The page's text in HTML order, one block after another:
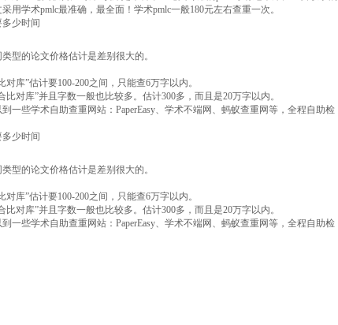
用学术pmlc最准确，最全面！学术pmlc一般180元左右查重一次。
少时间
型的论文价格估计是差别很大的。
库”估计要100-200之间，只能查6万字以内。
对库”并且字数一般也比较多。估计300多，而且是20万字以内。
一些学术自助查重网站：PaperEasy、学术不端网、蚂蚁查重网等，全程自助检
少时间
型的论文价格估计是差别很大的。
库”估计要100-200之间，只能查6万字以内。
对库”并且字数一般也比较多。估计300多，而且是20万字以内。
一些学术自助查重网站：PaperEasy、学术不端网、蚂蚁查重网等，全程自助检